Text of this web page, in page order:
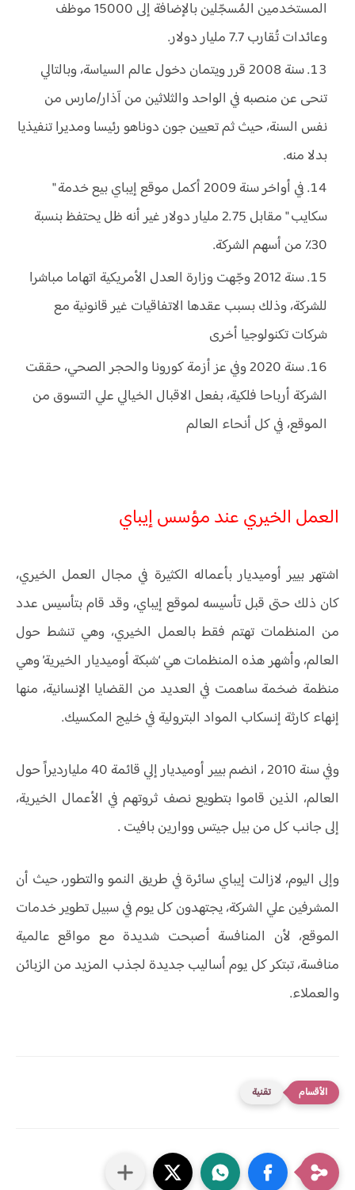
المستخدمين المُسجّلين بالإضافة إلى 15000 موظف
وعائدات تُقارب 7.7 مليار دولار.
سنة 2008 قرر ويتمان دخول عالم السياسة، وبالتالي
تنحى عن منصبه في الواحد والثلاثين من آذار/مارس من
نفس السنة، حيث ثم تعيين جون دوناهو رئيسا ومديرا تنفيذيا
بدلا منه.
في أواخر سنة 2009 أكمل موقع إيباي بيع خدمة "
سكايب " مقابل 2.75 مليار دولار غير أنه ظل يحتفظ بنسبة
30٪ من أسهم الشركة.
سنة 2012 وجّهت وزارة العدل الأمريكية اتهاما مباشرا
للشركة، وذلك بسبب عقدها الاتفاقيات غير قانونية مع
شركات تكنولوجيا أخرى
سنة 2020 وفي عز أزمة كورونا والحجر الصحي، حققت
الشركة أرباحا فلكية، بفعل الاقبال الخيالي علي التسوق من
الموقع، في كل أنحاء العالم
العمل الخيري عند مؤسس إيباي
اشتهر بيير أوميديار بأعماله الكثيرة في مجال العمل الخيري،
كان ذلك حتى قبل تأسيسه لموقع إيباي، وقد قام بتأسيس عدد
من المنظمات تهتم فقط بالعمل الخيري، وهي تنشط حول
العالم، وأشهر هذه المنظمات هي ‘شبكة أوميديار الخيرية’ وهي
منظمة ضخمة ساهمت في العديد من القضايا الإنسانية، منها
إنهاء كارثة إنسكاب المواد البترولية في خليج المكسيك.
وفي سنة 2010 ، انضم بيير أوميديار إلي قائمة 40 مليارديراً حول
العالم، الذين قاموا بتطويع نصف ثروتهم في الأعمال الخيرية،
إلى جانب كل من بيل جيتس ووارين بافيت .
وإلى اليوم، لازالت إيباي سائرة في طريق النمو والتطور، حيث أن
المشرفين علي الشركة، يجتهدون كل يوم في سبيل تطوير خدمات
الموقع، لأن المنافسة أصبحت شديدة مع مواقع عالمية
منافسة، تبتكر كل يوم أساليب جديدة لجذب المزيد من الزبائن
والعملاء.
تقنية